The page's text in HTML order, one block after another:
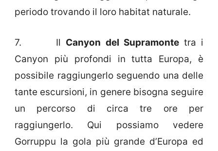
periodo trovando il loro habitat naturale.
7. Il Canyon del Supramontetra i
Canyon più profondi in tutta Europa, è
possibile raggiungerlo seguendo una delle
tante escursioni, in genere bisogna seguire
un percorso di circa tre ore per
raggiungerlo. Qui possiamo vedere
Gorruppu la gola più grande d’Europa ed